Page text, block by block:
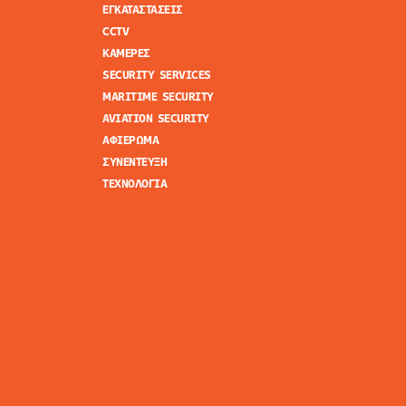
ΕΓΚΑΤΑΣΤΑΣΕΙΣ
CCTV
ΚΑΜΕΡΕΣ
SECURITY SERVICES
MARITIME SECURITY
AVIATION SECURITY
ΑΦΙΕΡΩΜΑ
ΣΥΝΕΝΤΕΥΞΗ
ΤΕΧΝΟΛΟΓΙΑ